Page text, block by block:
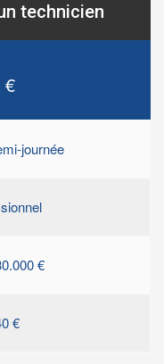
technicien
€
journée
€
€